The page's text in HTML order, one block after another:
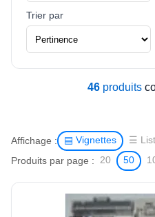
Trier par
46 produits
Affichage : ▤ Vignettes ☰
Produits par page : 20 50